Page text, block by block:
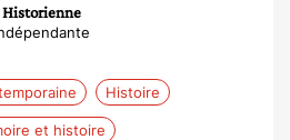
Historienne
Histoire
et histoire